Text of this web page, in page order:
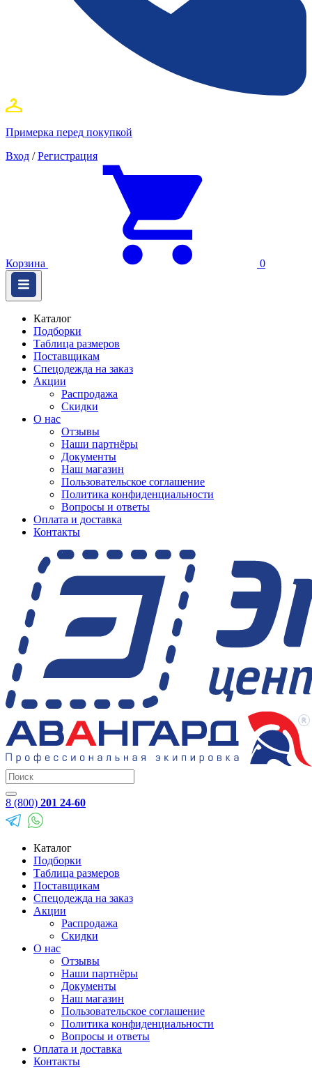
Примерка перед покупкой
Вход / Регистрация
Корзина 0
Каталог
Подборки
Таблица размеров
Поставщикам
Спецодежда на заказ
Акции
Распродажа
Скидки
О нас
Отзывы
Наши партнёры
Документы
Наш магазин
Пользовательское соглашение
Политика конфиденциальности
Вопросы и ответы
Оплата и доставка
Контакты
8 (800) 201 24-60
Каталог
Подборки
Таблица размеров
Поставщикам
Спецодежда на заказ
Акции
Распродажа
Скидки
О нас
Отзывы
Наши партнёры
Документы
Наш магазин
Пользовательское соглашение
Политика конфиденциальности
Вопросы и ответы
Оплата и доставка
Контакты